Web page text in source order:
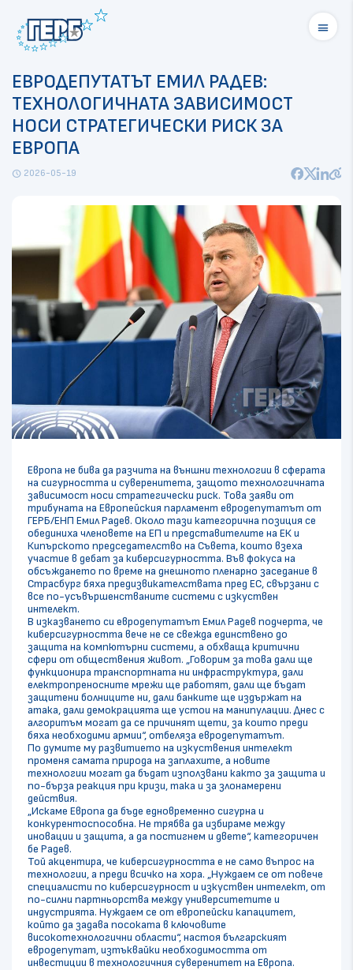
menu
ЕВРОДЕПУТАТЪТ ЕМИЛ РАДЕВ:
ТЕХНОЛОГИЧНАТА ЗАВИСИМОСТ
НОСИ СТРАТЕГИЧЕСКИ РИСК ЗА
ЕВРОПА
schedule 2026-05-19
Европа не бива да разчита на външни технологии в сферата
на сигурността и суверенитета, защото технологичната
зависимост носи стратегически риск. Това заяви от
трибуната на Европейския парламент евродепутатът от
ГЕРБ/ЕНП Емил Радев. Около тази категорична позиция се
обединиха членовете на ЕП и представителите на ЕК и
Кипърското председателство на Съвета, които взеха
участие в дебат за киберсигурността. Във фокуса на
обсъждането по време на днешното пленарно заседание в
Страсбург бяха предизвикателствата пред ЕС, свързани с
все по-усъвършенстваните системи с изкуствен
интелект.
В изказването си евродепутатът Емил Радев подчерта, че
киберсигурността вече не се свежда единствено до
защита на компютърни системи, а обхваща критични
сфери от обществения живот. „Говорим за това дали ще
функционира транспортната ни инфраструктура, дали
електропреносните мрежи ще работят, дали ще бъдат
защитени болниците ни, дали банките ще издържат на
атака, дали демокрацията ще устои на манипулации. Днес с
алгоритъм могат да се причинят щети, за които преди
бяха необходими армии“, отбеляза евродепутатът.
По думите му развитието на изкуствения интелект
променя самата природа на заплахите, а новите
технологии могат да бъдат използвани както за защита и
по-бърза реакция при кризи, така и за злонамерени
действия.
„Искаме Европа да бъде едновременно сигурна и
конкурентоспособна. Не трябва да избираме между
иновации и защита, а да постигнем и двете“, категоричен
бе Радев.
Той акцентира, че киберсигурността е не само въпрос на
технологии, а преди всичко на хора. „Нуждаем се от повече
специалисти по киберсигурност и изкуствен интелект, от
по-силни партньорства между университетите и
индустрията. Нуждаем се от европейски капацитет,
който да задава посоката в ключовите
високотехнологични области“, настоя българският
евродепутат, изтъквайки необходимостта от
инвестиции в технологичния суверенитет на Европа.